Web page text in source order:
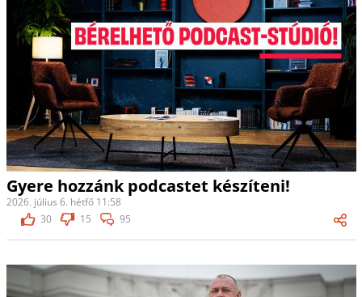
Gyere hozzánk podcastet készíteni!
2026. július 6. hétfő 11:58
30
15 95